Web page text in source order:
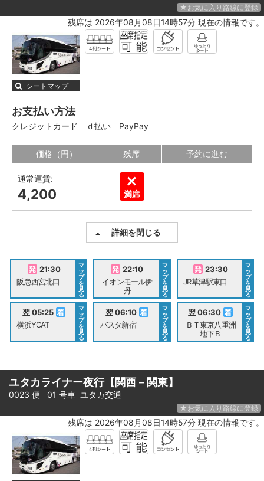
★お気に入り路線に登録
残席は 2026年08月08日14時57分 現在の情報です。
シートマップ
お支払い方法
クレジットカード ｄ払い PayPay
価格（円） 残席 予約に進む
通常運賃:
4,200 満席
詳細を閉じる
21:30
阪急西宮北口
マ
ッ
プ
を
見
る
22:10
イオンモール伊
丹
マ
ッ
プ
を
見
る
23:30
JR草津駅東口
マ
ッ
プ
を
見
る
翌 05:25
横浜YCAT
マ
ッ
プ
を
見
る
翌 06:10
バスタ新宿
マ
ッ
プ
を
見
る
翌 06:30
ＢＴ東京八重洲
地下Ｂ
マ
ッ
プ
を
見
る
ユタカライナー夜行【関西－関東】
0023 便 01 号車 ユタカ交通
★お気に入り路線に登録
残席は 2026年08月08日14時57分 現在の情報です。